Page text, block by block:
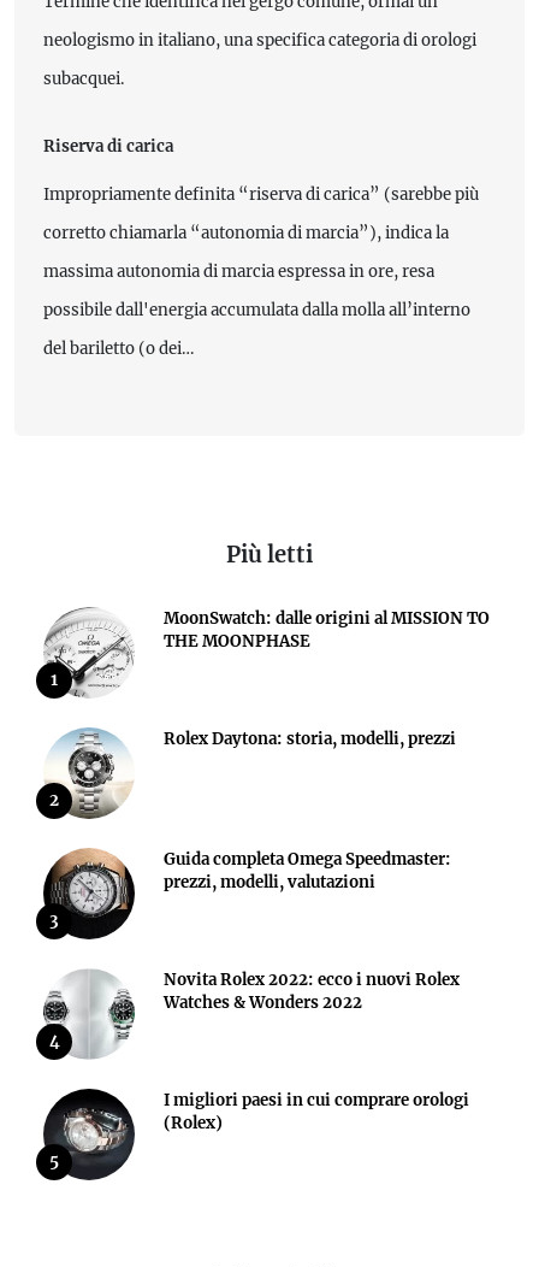
neologismo in italiano, una specifica categoria di orologi
subacquei.
Riserva di carica
Impropriamente definita “riserva di carica” (sarebbe più
corretto chiamarla “autonomia di marcia”), indica la
massima autonomia di marcia espressa in ore, resa
possibile dall'energia accumulata dalla molla all’interno
del bariletto (o dei…
Più letti
1
MoonSwatch: dalle origini al MISSION TO
THE MOONPHASE
2
Rolex Daytona: storia, modelli, prezzi
3
Guida completa Omega Speedmaster:
prezzi, modelli, valutazioni
4
Novita Rolex 2022: ecco i nuovi Rolex
Watches & Wonders 2022
5
I migliori paesi in cui comprare orologi
(Rolex)